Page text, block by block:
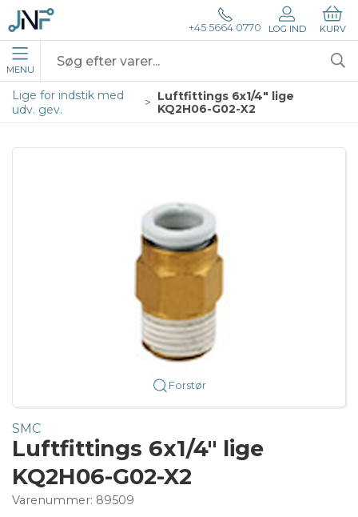
+45 5664 0770 LOG IND KURV
MENU
Lige for indstik med
udv. gev.
Luftfittings 6x1/4" lige
KQ2H06-G02-X2
Forstør
SMC
Luftfittings 6x1/4" lige
KQ2H06-G02-X2
Varenummer: 89509